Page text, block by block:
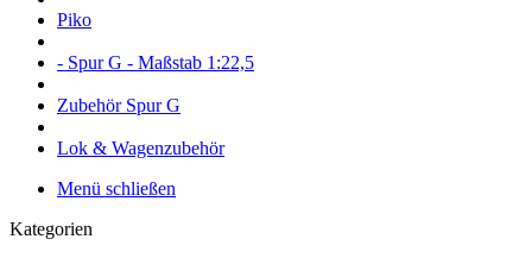
Piko
- Spur G - Maßstab 1:22,5
Zubehör Spur G
Lok & Wagenzubehör
Menü schließen
Kategorien